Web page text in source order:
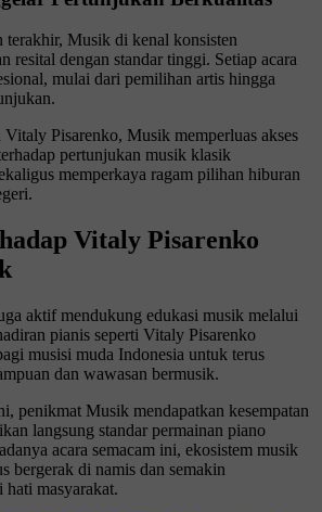
terakhir, Musik di kenal konsisten
resital dengan standar tinggi. Setiap acara
mulai dari pemilihan artis hingga
Pisarenko, Musik memperluas akses
pertunjukan musik klasik
memperkaya ragam pilihan hiburan
Vitaly Pisarenko
aktif mendukung edukasi musik melalui
pianis seperti Vitaly Pisarenko
musisi muda Indonesia untuk terus
dan wawasan bermusik.
penikmat Musik mendapatkan kesempatan
langsung standar permainan piano
acara semacam ini, ekosistem musik
bergerak di namis dan semakin
hati masyarakat.